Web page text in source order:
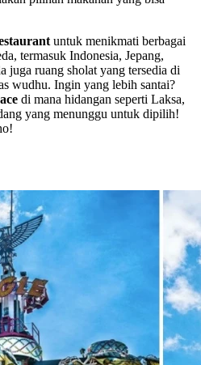
untuk menikmati berbagai
termasuk Indonesia, Jepang,
juga ruang sholat yang tersedia di
wudhu. Ingin yang lebih santai?
di mana hidangan seperti Laksa,
yang menunggu untuk dipilih!